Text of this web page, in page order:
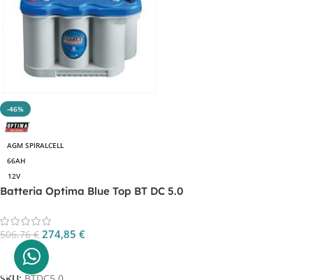
-46%
AGM SPIRALCELL
66AH
12V
Batteria Optima Blue Top BT DC 5.0
506,76€ 274,85 €
Aggiungi Al Carrello